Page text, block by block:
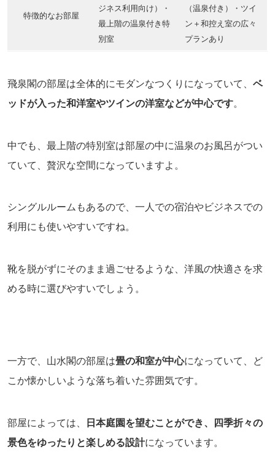
特徴的なお部屋
ジネス利用向け）・
最上階の温泉付き特
別室
（温泉付き）・ツイ
ン＋和控え室の広々
プランあり
飛泉閣の部屋は全体的にモダンなつくりになっていて、 ベ
ッドが入った和洋室やツインの洋室などが中心です。
中でも、最上階の特別室は部屋の中に温泉のお風呂がつい
ていて、贅沢な空間になっていますよ。
シングルルームもあるので、一人での宿泊やビジネスでの
利用にも使いやすいですね。
靴を脱がずにそのまま過ごせるような、洋風の快適さを求
める時に選びやすいでしょう。
一方で、山水閣の部屋は畳の和室が中心になっていて、ど
こか懐かしいような落ち着いた雰囲気です。
部屋によっては、
日本庭園を望むことができ、四季折々の
景色をゆったりと楽しめる設計になっています。